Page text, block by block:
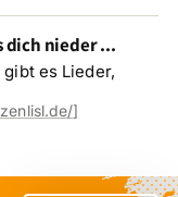
dich nieder ...
es Lieder,
]